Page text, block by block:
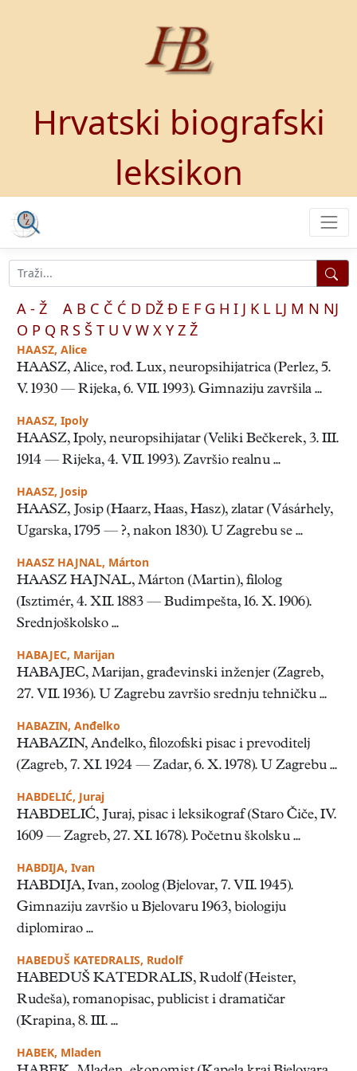
Hrvatski biografski
leksikon
A - Ž A B C Č Ć D DŽ Đ E F G H I J K L LJ M N NJ
O P Q R S Š T U V W X Y Z Ž
HAASZ, Alice
HAASZ, Alice, rođ. Lux, neuropsihijatrica (Perlez, 5.
V. 1930 — Rijeka, 6. VII. 1993). Gimnaziju završila ...
HAASZ, Ipoly
HAASZ, Ipoly, neuropsihijatar (Veliki Bečkerek, 3. III.
1914 — Rijeka, 4. VII. 1993). Završio realnu ...
HAASZ, Josip
HAASZ, Josip (Haarz, Haas, Hasz), zlatar (Vásárhely,
Ugarska, 1795 — ?, nakon 1830). U Zagrebu se ...
HAASZ HAJNAL, Márton
HAASZ HAJNAL, Márton (Martin), filolog
(Isztimér, 4. XII. 1883 — Budimpešta, 16. X. 1906).
Srednjoškolsko ...
HABAJEC, Marijan
HABAJEC, Marijan, građevinski inženjer (Zagreb,
27. VII. 1936). U Zagrebu završio srednju tehničku ...
HABAZIN, Anđelko
HABAZIN, Anđelko, filozofski pisac i prevoditelj
(Zagreb, 7. XI. 1924 — Zadar, 6. X. 1978). U Zagrebu ...
HABDELIĆ, Juraj
HABDELIĆ, Juraj, pisac i leksikograf (Staro Čiče, IV.
1609 — Zagreb, 27. XI. 1678). Početnu školsku ...
HABDIJA, Ivan
HABDIJA, Ivan, zoolog (Bjelovar, 7. VII. 1945).
Gimnaziju završio u Bjelovaru 1963, biologiju
diplomirao ...
HABEDUŠ KATEDRALIS, Rudolf
HABEDUŠ KATEDRALIS, Rudolf (Heister,
Rudeša), romanopisac, publicist i dramatičar
(Krapina, 8. III. ...
HABEK, Mladen